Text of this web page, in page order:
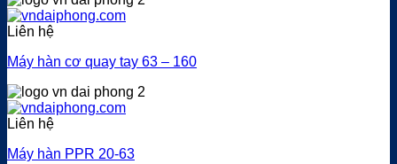
Liên hệ
Máy hàn cơ quay tay 63 – 160
Liên hệ
Máy hàn PPR 20-63